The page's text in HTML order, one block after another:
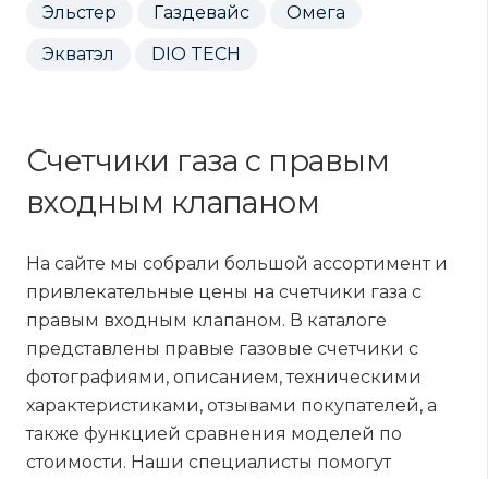
Эльстер
Газдевайс
Омега
Экватэл
DIO TECH
Счетчики газа с правым
входным клапаном
На сайте мы собрали большой ассортимент и
привлекательные цены на счетчики газа с
правым входным клапаном. В каталоге
представлены правые газовые счетчики с
фотографиями, описанием, техническими
характеристиками, отзывами покупателей, а
также функцией сравнения моделей по
стоимости. Наши специалисты помогут